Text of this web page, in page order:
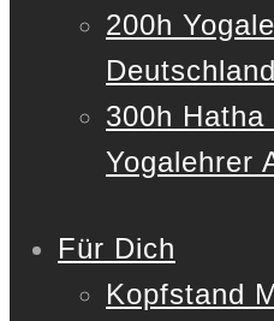
200h
Deutschland
300h
Yogalehrer
Für Dich
Kopfstand